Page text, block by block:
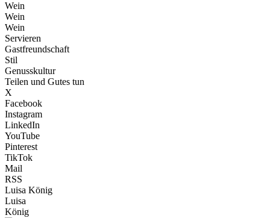
Wein
Wein
Wein
Servieren
Gastfreundschaft
Stil
Genusskultur
Teilen und Gutes tun
X
Facebook
Instagram
LinkedIn
YouTube
Pinterest
TikTok
Mail
RSS
Luisa König
Luisa
König